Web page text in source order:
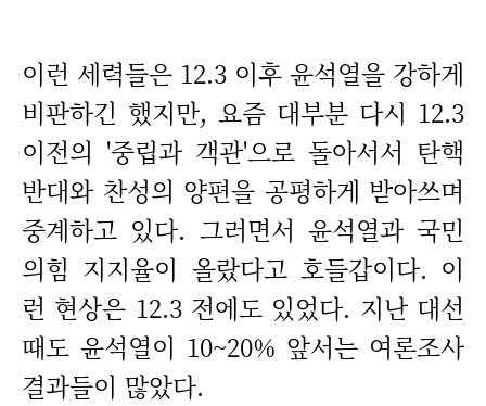
이런 세력들은 12.3 이후 윤석열을 강하게
비판하긴 했지만, 요즘 대부분 다시 12.3
이전의 '중립과 객관'으로 돌아서서 탄핵
반대와 찬성의 양편을 공평하게 받아쓰며
중계하고 있다. 그러면서 윤석열과 국민
의힘 지지율이 올랐다고 호들갑이다. 이
런 현상은 12.3 전에도 있었다. 지난 대선
때도 윤석열이 10~20% 앞서는 여론조사
결과들이 많았다.